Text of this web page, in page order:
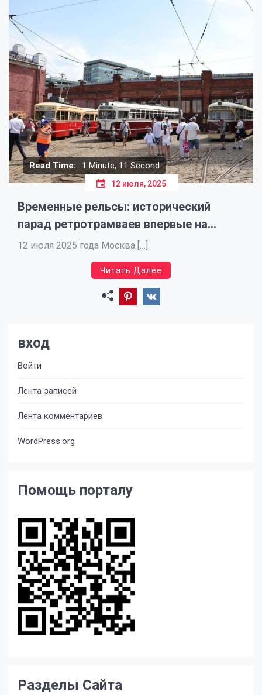
Read Time: 1 Minute, 11 Second
12 июля, 2025
Временные рельсы: исторический
парад ретротрамваев впервые на
Сергия Радонежского
12 июля 2025 года Москва […]
Читать Далее
вход
Войти
Лента записей
Лента комментариев
WordPress.org
Помощь порталу
Разделы Сайта